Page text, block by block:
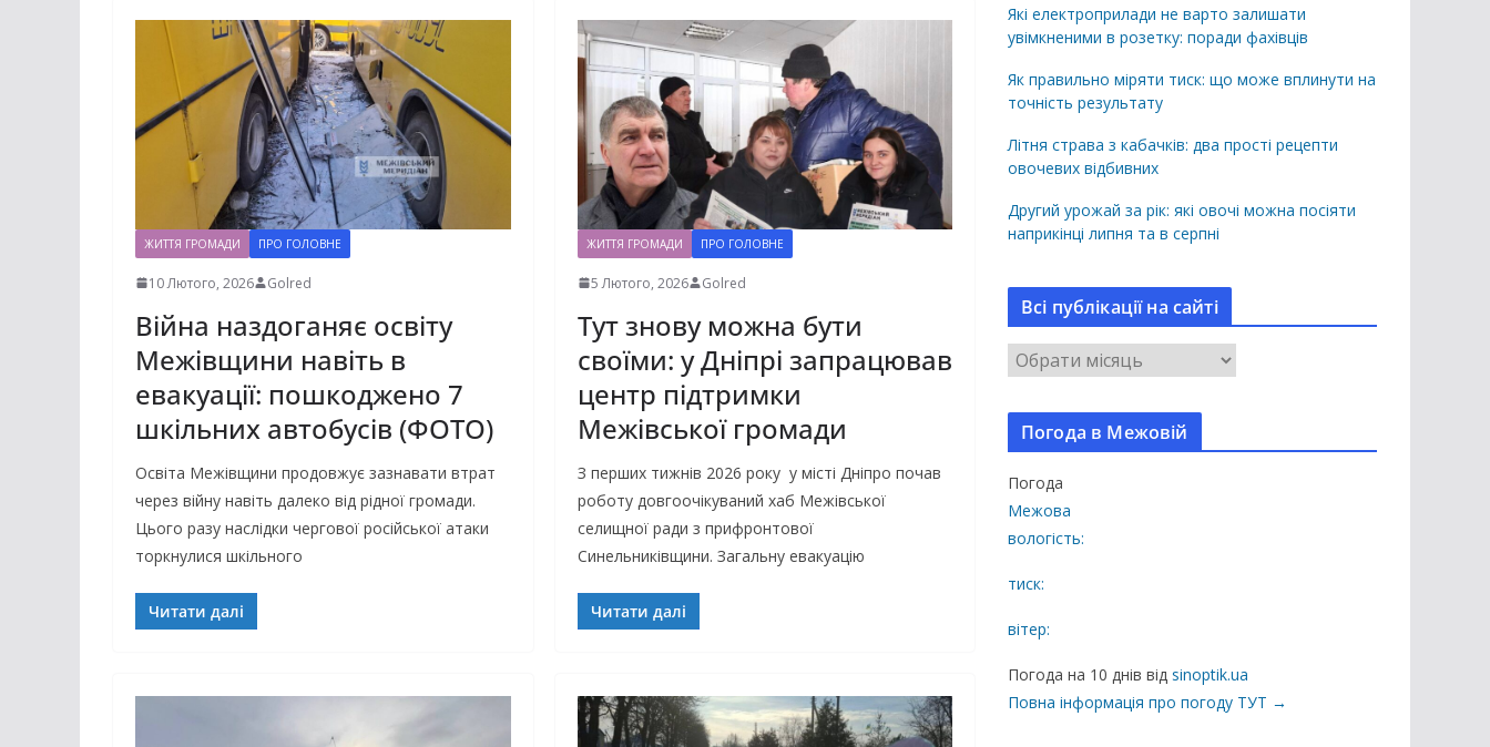
ЖИТТЯ ГРОМАДИ ПРО ГОЛОВНЕ
10 Лютого, 2026 Golred
Війна наздоганяє освіту
Межівщини навіть в
евакуації: пошкоджено 7
шкільних автобусів (ФОТО)
Освіта Межівщини продовжує зазнавати втрат
через війну навіть далеко від рідної громади.
Цього разу наслідки чергової російської атаки
торкнулися шкільного
Читати далі
ЖИТТЯ ГРОМАДИ ПРО ГОЛОВНЕ
5 Лютого, 2026 Golred
Тут знову можна бути
своїми: у Дніпрі запрацював
центр підтримки
Межівської громади
З перших тижнів 2026 року у місті Дніпро почав
роботу довгоочікуваний хаб Межівської
селищної ради з прифронтової
Синельниківщини. Загальну евакуацію
Читати далі
Які електроприлади не варто залишати
увімкненими в розетку: поради фахівців
Як правильно міряти тиск: що може вплинути на
точність результату
Літня страва з кабачків: два прості рецепти
овочевих відбивних
Другий урожай за рік: які овочі можна посіяти
наприкінці липня та в серпні
Всі публікації на сайті
В
с
і
б
л
і
к
ц
Погода в Межовій
Погода
Межова
вологість:
тиск:
вітер:
Погода на 10 днів від sinoptik.ua
Повна інформація про погоду ТУТ →